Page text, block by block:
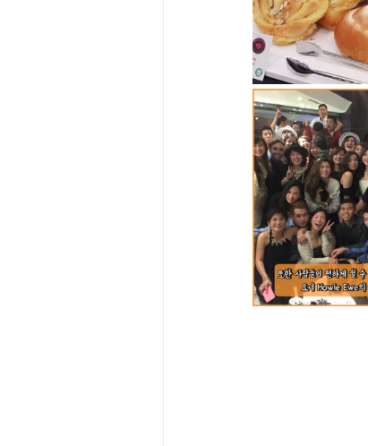
Bronx-맛집/여행지
Cambridge-맛집/여행지
Centerport-맛집/여행지